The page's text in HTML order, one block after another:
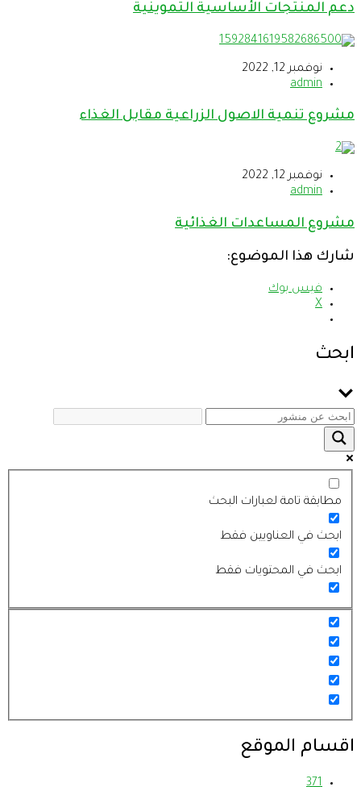
دعم المنتجات الأساسية التموينية
نوفمبر 12, 2022
admin
مشروع تنمية الاصول الزراعية مقابل الغذاء
نوفمبر 12, 2022
admin
مشروع المساعدات الغذائية
شارك هذا الموضوع:
فيس بوك
X
ابحث
مطابقة تامة لعبارات البحث
ابحث في العناويين فقط
ابحث في المحتويات فقط
اقسام الموقع
371